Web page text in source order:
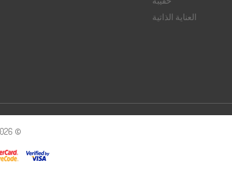
العناية الذاتية
© 2026 SEFAMERVE.COM , جميع الحقوق محفوظة.